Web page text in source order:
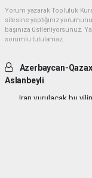
Yorum yazarak Topluluk
sitesine yaptığınız
başınıza üstleniyorsunuz.
sorumlu tutulamaz.
Azerbaycan-
Aslanbeyli
Iran vurulacak bu